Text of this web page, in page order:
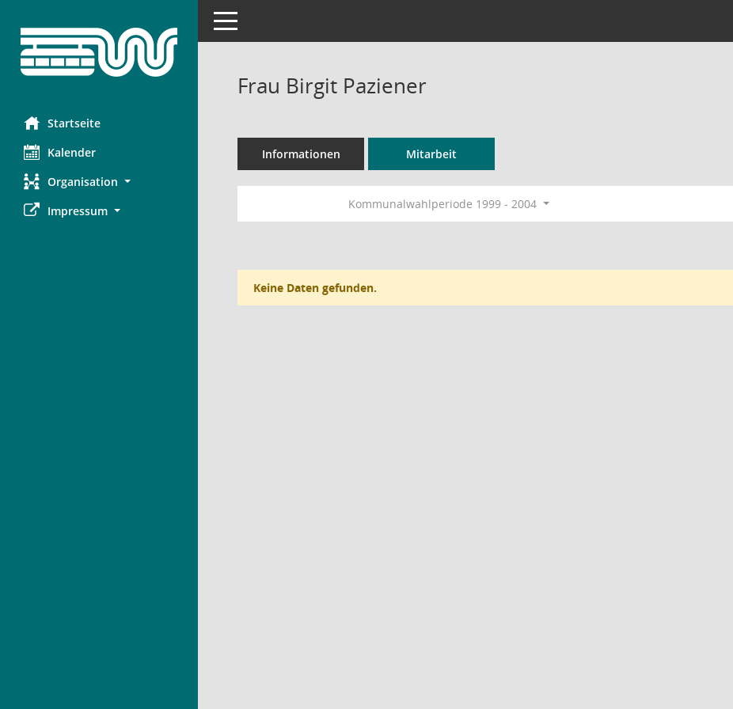
Startseite
Kalender
Organisation
Impressum
Toggle navigation
Frau Birgit Paziener
Informationen Mitarbeit
Kommunalwahlperiode 1999 - 2004
Keine Daten gefunden.